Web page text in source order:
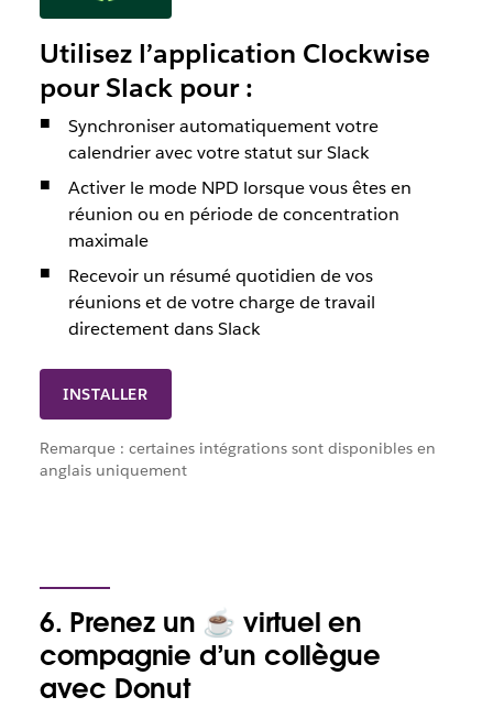
INSTALLER
Utilisez l’application Clockwise
pour Slack pour :
Synchroniser automatiquement votre
calendrier avec votre statut sur Slack
Activer le mode NPD lorsque vous êtes en
réunion ou en période de concentration
maximale
Recevoir un résumé quotidien de vos
réunions et de votre charge de travail
directement dans Slack
Remarque : certaines intégrations sont disponibles en
anglais uniquement
6. Prenez un ☕️ virtuel en
compagnie d’un collègue
avec Donut